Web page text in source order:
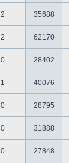
2 35688
2 62170
0 28402
1 40076
0 28795
0 31888
0 27848